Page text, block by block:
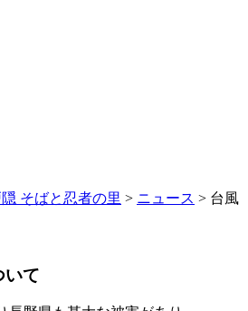
そばと忍者の里 > ニュース > 台風
いて